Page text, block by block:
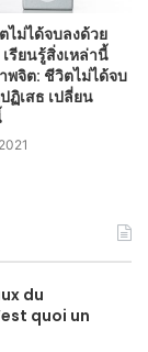
ม่ได้จบลงด้วย
รียนรู้สิ่งเหล่านี้
จิต: ชีวิตไม่ได้จบ
ฏิเสธ เปลี่ยน
du
quoi un